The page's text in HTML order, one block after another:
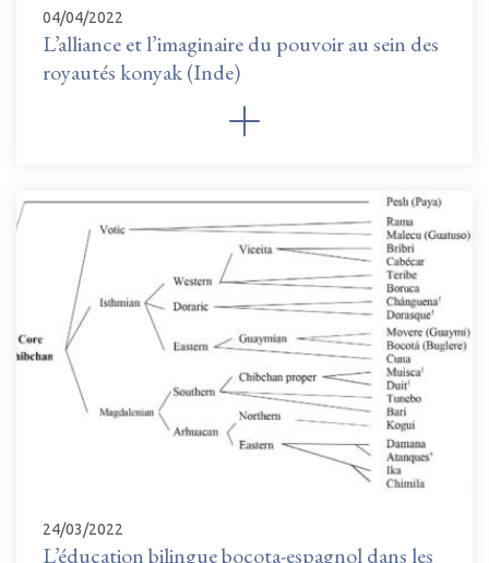
04/04/2022
L’alliance et l’imaginaire du pouvoir au sein des
royautés konyak (Inde)
24/03/2022
L’éducation bilingue bocota-espagnol dans les